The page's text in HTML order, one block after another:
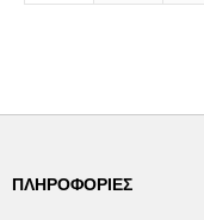
ΠΛΗΡΟΦΟΡΊΕΣ